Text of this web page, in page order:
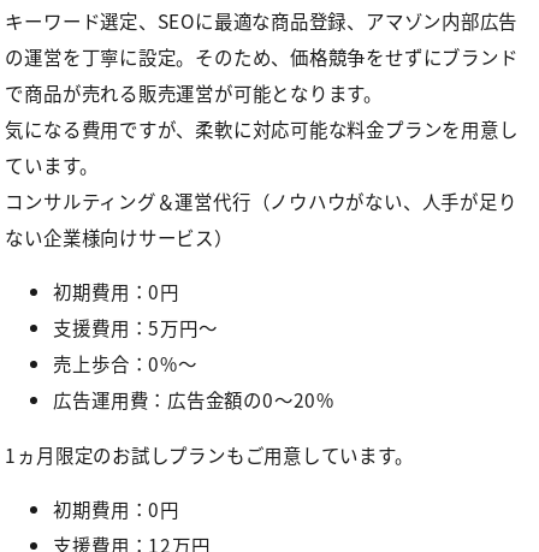
キーワード選定、SEOに最適な商品登録、アマゾン内部広告
の運営を丁寧に設定。そのため、価格競争をせずにブランド
で商品が売れる販売運営が可能となります。
気になる費用ですが、柔軟に対応可能な料金プランを用意し
ています。
コンサルティング＆運営代行（ノウハウがない、人手が足り
ない企業様向けサービス）
初期費用：0円
支援費用：5万円〜
売上歩合：0%～
広告運用費：広告金額の0～20%
1ヵ月限定のお試しプランもご用意しています。
初期費用：0円
支援費用：12万円